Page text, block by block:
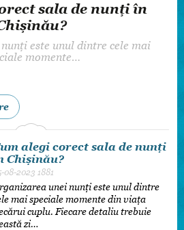
- companie catering în
Moldova
evenimente sunt o necesitate
alegi corect sala de nunți
Chișinău?
08-2023 1881
unei nunți este unul dintre
mai speciale momente din viața
cuplu. Fiecare detaliu trebuie
zi…